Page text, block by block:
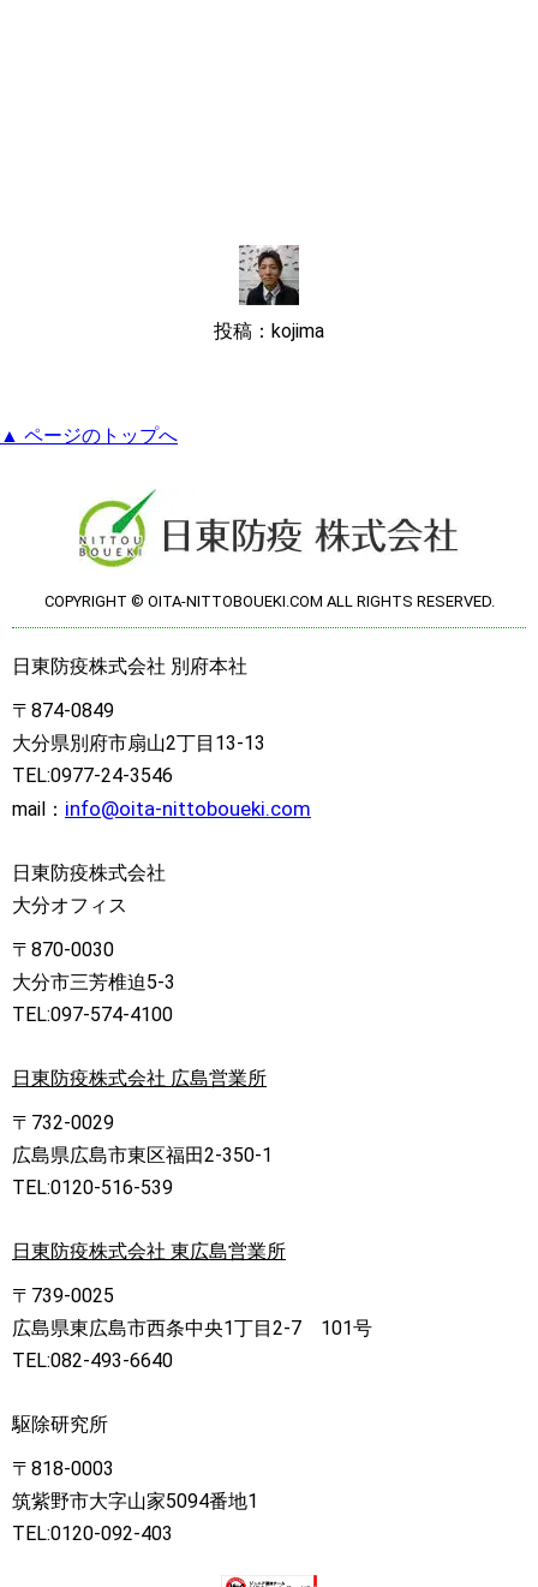
投稿：kojima
▲ ページのトップへ
COPYRIGHT © OITA-NITTOBOUEKI.COM ALL RIGHTS RESERVED.
日東防疫株式会社 別府本社
〒874-0849
大分県別府市扇山2丁目13-13
TEL:0977-24-3546
mail： info@oita-nittoboueki.com
日東防疫株式会社
大分オフィス
〒870-0030
大分市三芳椎迫5-3
TEL:097-574-4100
日東防疫株式会社 広島営業所
〒732-0029
広島県広島市東区福田2-350-1
TEL:0120-516-539
日東防疫株式会社 東広島営業所
〒739-0025
広島県東広島市西条中央1丁目2-7 101号
TEL:082-493-6640
駆除研究所
〒818-0003
筑紫野市大字山家5094番地1
TEL:0120-092-403